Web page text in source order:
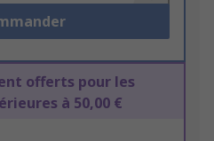
offerts pour les
à 50,00 €